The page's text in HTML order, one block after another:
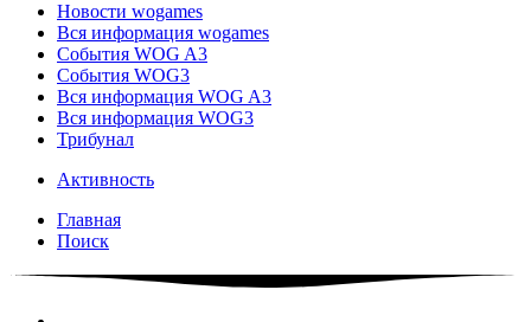
Новости wogames
Вся информация wogames
События WOG A3
События WOG3
Вся информация WOG A3
Вся информация WOG3
Трибунал
Активность
Главная
Поиск